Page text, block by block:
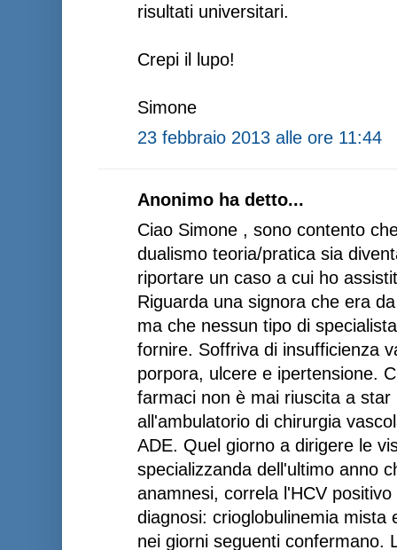
risultati universitari.
Crepi il lupo!
Simone
23 febbraio 2013 alle ore 11:44
Anonimo ha detto...
Ciao Simone , sono contento
dualismo teoria/pratica sia
riportare un caso a cui ho
Riguarda una signora che era
ma che nessun tipo di
fornire. Soffriva di insufficienza
porpora, ulcere e ipertensione.
farmaci non è mai riuscita a
all'ambulatorio di chirurgia
ADE. Quel giorno a dirigere le
specializzanda dell'ultimo anno
anamnesi, correla l'HCV
diagnosi: crioglobulinemia
nei giorni seguenti confermano.